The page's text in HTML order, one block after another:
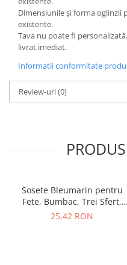
Dimensiunile și forma oglinzii
existente.
Tava nu poate fi
livrat imediat.
Informatii conformitate
Review-uri(0)
Sosete Bleumarin pentru
Fete, Bumbac, Trei Sfert,
Fundița, TinTin Shop
25,42 RON